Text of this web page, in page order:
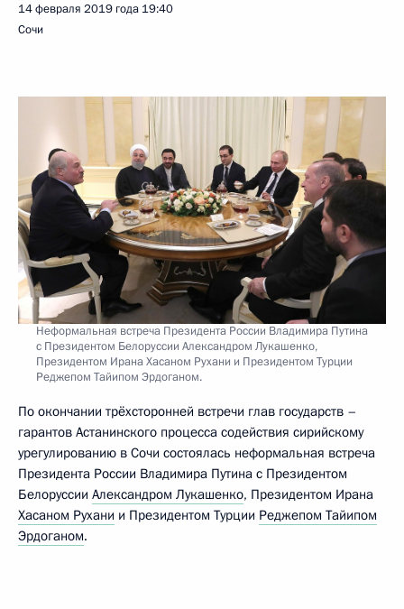
14 февраля 2019 года 19:40
Сочи
Неформальная встреча Президента России Владимира Путина
с Президентом Белоруссии Александром Лукашенко,
Президентом Ирана Хасаном Рухани и Президентом Турции
Реджепом Тайипом Эрдоганом.
По окончании трёхсторонней встречи глав государств –
гарантов Астанинского процесса содействия сирийскому
урегулированию в Сочи состоялась неформальная встреча
Президента России Владимира Путина с Президентом
Белоруссии Александром Лукашенко, Президентом Ирана
Хасаном Рухани и Президентом Турции Реджепом Тайипом
Эрдоганом.